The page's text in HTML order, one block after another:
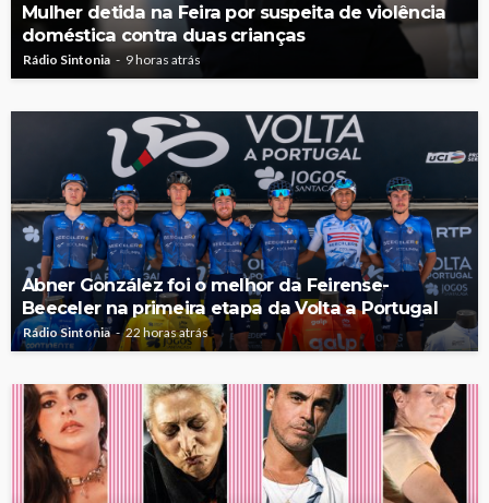
Mulher detida na Feira por suspeita de violência
doméstica contra duas crianças
Rádio Sintonia 9 horas atrás
Abner González foi o melhor da Feirense-
Beeceler na primeira etapa da Volta a Portugal
Rádio Sintonia 22 horas atrás